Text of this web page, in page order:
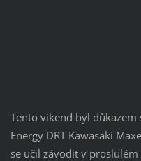
Tento víkend byl
Energy DRT Kawasaki
se učil závodit v